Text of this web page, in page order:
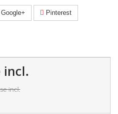
Google+ Pinterest
incl.
incl.